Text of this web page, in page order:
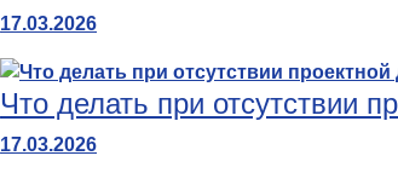
17.03.2026
Что делать при отсутствии
17.03.2026